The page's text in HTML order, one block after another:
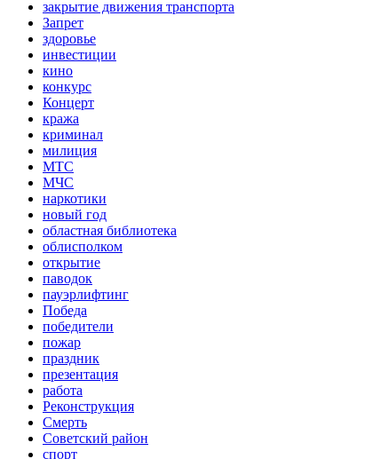
закрытие движения транспорта
Запрет
здоровье
инвестиции
кино
конкурс
Концерт
кража
криминал
милиция
МТС
МЧС
наркотики
новый год
областная библиотека
облисполком
открытие
паводок
пауэрлифтинг
Победа
победители
пожар
праздник
презентация
работа
Реконструкция
Смерть
Советский район
спорт